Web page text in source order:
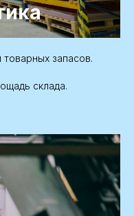
запасов.
склада.